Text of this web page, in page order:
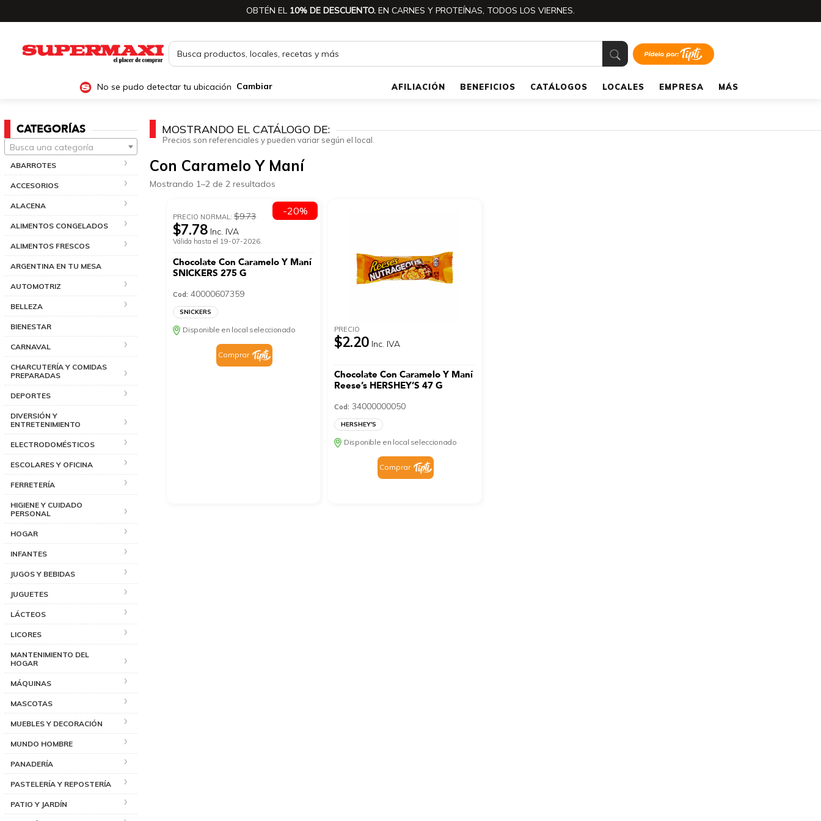
OBTÉN EL 10% DE DESCUENTO. EN CARNES Y PROTEÍNAS, TODOS LOS VIERNES.
No se pudo detectar tu ubicación Cambiar AFILIACIÓN BENEFICIOS CATÁLOGOS LOCALES EMPRESA MÁS
CATEGORÍAS
Busca una categoría
ABARROTES
ACCESORIOS
ALACENA
ALIMENTOS CONGELADOS
ALIMENTOS FRESCOS
ARGENTINA EN TU MESA
AUTOMOTRIZ
BELLEZA
BIENESTAR
CARNAVAL
CHARCUTERÍA Y COMIDAS
PREPARADAS
DEPORTES
DIVERSIÓN Y
ENTRETENIMIENTO
ELECTRODOMÉSTICOS
ESCOLARES Y OFICINA
FERRETERÍA
HIGIENE Y CUIDADO
PERSONAL
HOGAR
INFANTES
JUGOS Y BEBIDAS
JUGUETES
LÁCTEOS
LICORES
MANTENIMIENTO DEL
HOGAR
MÁQUINAS
MASCOTAS
MUEBLES Y DECORACIÓN
MUNDO HOMBRE
PANADERÍA
PASTELERÍA Y REPOSTERÍA
PATIO Y JARDÍN
MOSTRANDO EL CATÁLOGO DE:
Precios son referenciales y pueden variar según el local.
Con Caramelo Y Maní
Mostrando 1–2 de 2 resultados
PRECIO NORMAL:$9.73
$7.78 Inc. IVA
Válida hasta el 19-07-2026.
Chocolate Con Caramelo Y Maní
SNICKERS 275 G
Cod: 40000607359
SNICKERS
Disponible en local seleccionado
Comprar
-20%
PRECIO
$2.20 Inc. IVA
Chocolate Con Caramelo Y Maní
Reese’s HERSHEY’S 47 G
Cod: 34000000050
HERSHEY'S
Disponible en local seleccionado
Comprar